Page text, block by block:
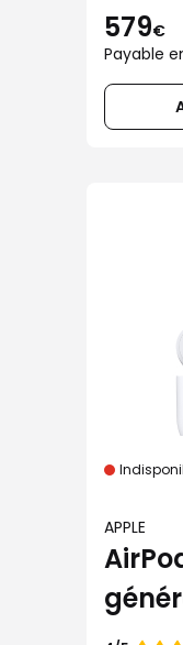
579€
Payable
APPLE